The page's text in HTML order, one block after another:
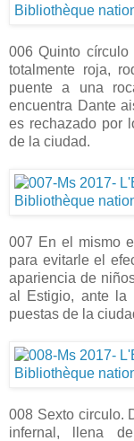
006 Quinto
totalmente roja,
puente a una
encuentra Dante
es rechazado por
de la ciudad.
007 En el mismo
para evitarle el
apariencia de
al Estigio, ante la
puestas de la
008 Sexto circulo.
infernal, llena